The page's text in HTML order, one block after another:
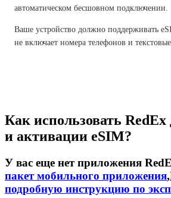
автоматическом бесшовном подключении.
Ваше устройство должно поддерживать
не включает номера телефонов и
Как использовать
и активации eSIM?
У вас еще нет приложения
пакет мобильного приложения,
подробную инструкцию по